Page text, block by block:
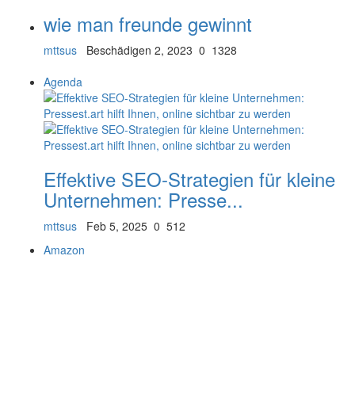
wie man freunde gewinnt
mttsus Beschädigen 2, 2023 0 1328
Agenda
Effektive SEO-Strategien für kleine
Unternehmen: Presse...
mttsus Feb 5, 2025 0 512
Amazon